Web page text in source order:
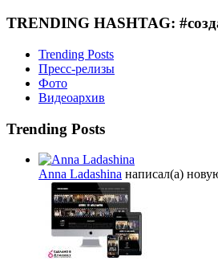
TRENDING HASHTAG:
Trending Posts
Пресс-релизы
Фото
Видеоархив
Trending Posts
Anna Ladashina написал(а)